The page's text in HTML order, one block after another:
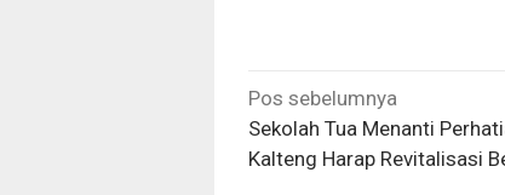
Navigasi
pos
Pos sebelumnya
Sekolah Tua Menanti
Kalteng Harap Revitalisasi